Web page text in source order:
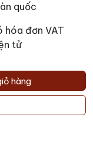
quốc
hóa đơn VAT
tử
hàng